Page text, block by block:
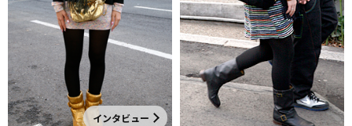
インタビュー